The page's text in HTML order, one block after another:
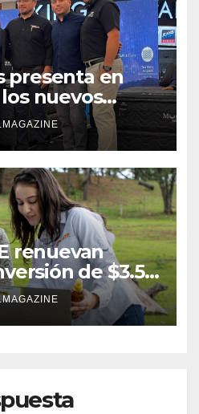
presenta en
nuevos
Care de
y
renuevan
de $3.5
el desarrollo de
en